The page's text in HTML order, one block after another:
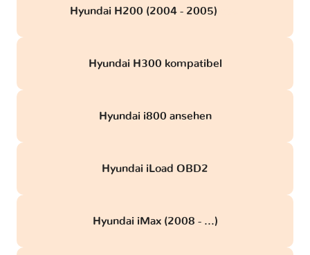
Hyundai H200 (2004 - 2005)
Hyundai H300 kompatibel
Hyundai i800 ansehen
Hyundai iLoad OBD2
Hyundai iMax (2008 - ...)